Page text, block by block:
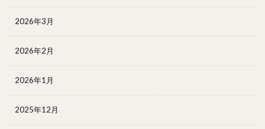
2026年3月
2026年2月
2026年1月
2025年12月